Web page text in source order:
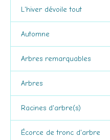
L'hiver dévoile tout
Automne
Arbres remarquables
Arbres
Racines d'arbre(s)
Écorce de tronc d'arbre